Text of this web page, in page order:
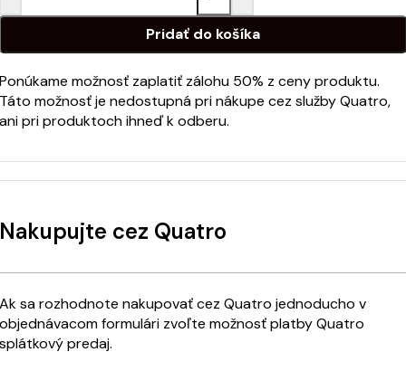
Pridať do košíka
Ponúkame možnosť zaplatiť zálohu 50% z ceny produktu.
Táto možnosť je nedostupná pri nákupe cez služby Quatro,
ani pri produktoch ihneď k odberu.
Nakupujte cez Quatro
Ak sa rozhodnote nakupovať cez Quatro jednoducho v
objednávacom formulári zvoľte možnosť platby Quatro
splátkový predaj.